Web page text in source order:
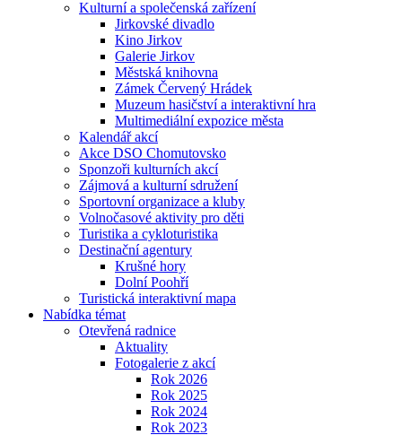
Kulturní a společenská zařízení
Jirkovské divadlo
Kino Jirkov
Galerie Jirkov
Městská knihovna
Zámek Červený Hrádek
Muzeum hasičství a interaktivní hra
Multimediální expozice města
Kalendář akcí
Akce DSO Chomutovsko
Sponzoři kulturních akcí
Zájmová a kulturní sdružení
Sportovní organizace a kluby
Volnočasové aktivity pro děti
Turistika a cykloturistika
Destinační agentury
Krušné hory
Dolní Poohří
Turistická interaktivní mapa
Nabídka témat
Otevřená radnice
Aktuality
Fotogalerie z akcí
Rok 2026
Rok 2025
Rok 2024
Rok 2023